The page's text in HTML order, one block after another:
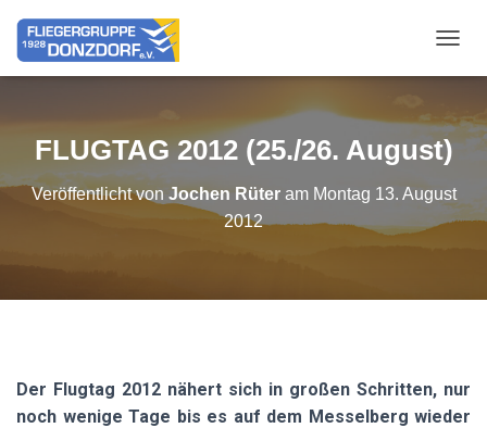
FLUGTAG 2012 (25./26. August)
Veröffentlicht von Jochen Rüteram Montag 13. August
2012
Der Flugtag 2012 nähert sich in großen Schritten, nur
noch wenige Tage bis es auf dem Messelberg wieder